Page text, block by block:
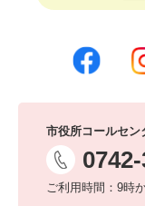
市役所コールセン
ご利用時間：9時